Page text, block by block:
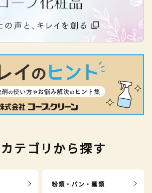
テゴリから探す
粉類・パン・麺類